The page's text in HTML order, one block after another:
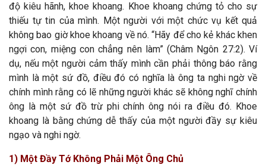
độ kiêu hãnh, khoe khoang. Khoe khoang chứng tỏ cho sự
thiếu tự tin của mình. Một người với một chức vụ kết quả
không bao giờ khoe khoang về nó. “Hãy để cho kẻ khác khen
ngợi con, miệng con chẳng nên làm” (Châm Ngôn 27:2). Ví
dụ, nếu một người cảm thấy mình cần phải thông báo rằng
mình là một sứ đồ, điều đó có nghĩa là ông ta nghi ngờ về
chính mình rằng có lẽ những người khác sẽ không nghĩ chính
ông là một sứ đồ trừ phi chính ông nói ra điều đó. Khoe
khoang là bằng chứng dễ thấy của một người đầy sự kiêu
ngạo và nghi ngờ.
1) Một Đầy Tớ Không Phải Một Ông Chủ